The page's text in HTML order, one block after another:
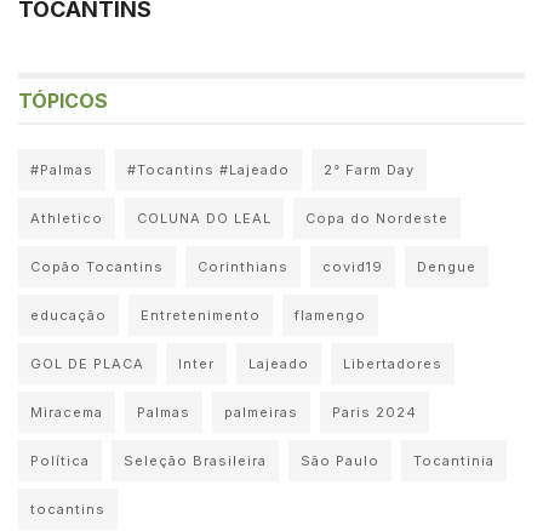
TOCANTINS
TÓPICOS
#Palmas #Tocantins #Lajeado 2° Farm Day
Athletico COLUNA DO LEAL Copa do Nordeste
Copão Tocantins Corinthians covid19 Dengue
educação Entretenimento flamengo
GOL DE PLACA Inter Lajeado Libertadores
Miracema Palmas palmeiras Paris 2024
Política Seleção Brasileira São Paulo Tocantinia
tocantins